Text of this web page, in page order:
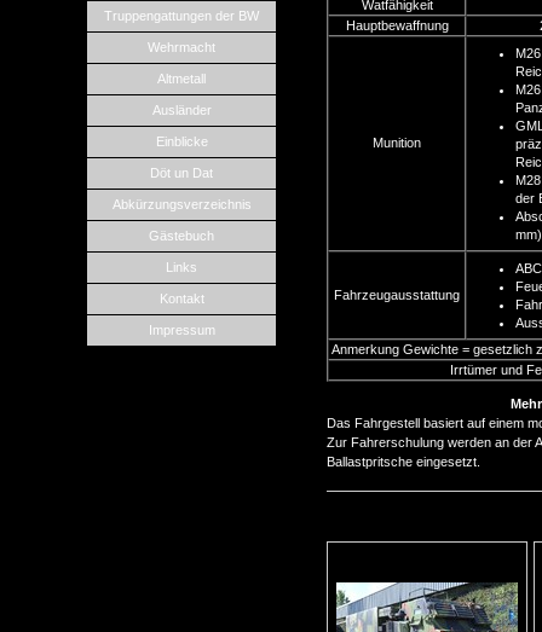
Truppengattungen der BW
Wehrmacht
Altmetall
Ausländer
Einblicke
Döt un Dat
Abkürzungsverzeichnis
Gästebuch
Links
Kontakt
Impressum
Watfähigkeit
Hauptbewaffnung
Munition
der
Fahrzeugausstattung
Anmerkung Gewichte = gesetzlich
Irrtümer und
Das Fahrgestell basiert auf einem
Zur Fahrerschulung werden an der
Ballastpritsche eingesetzt.